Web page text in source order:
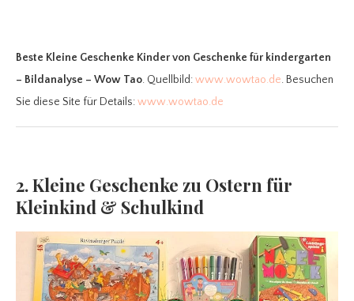
Beste Kleine Geschenke Kindervon Geschenke für kindergarten
– Bildanalyse – Wow Tao. Quellbild:www.wowtao.de. Besuchen
Sie diese Site für Details:www.wowtao.de
2. Kleine Geschenke zu Ostern für
Kleinkind & Schulkind